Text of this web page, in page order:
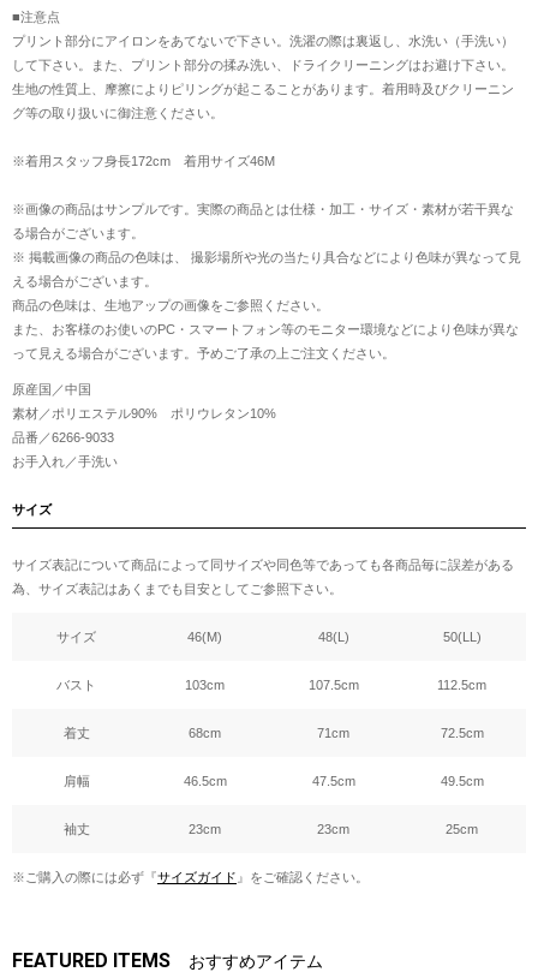
■注意点
プリント部分にアイロンをあてないで下さい。洗濯の際は裏返し、水洗い（手洗い）
して下さい。また、プリント部分の揉み洗い、ドライクリーニングはお避け下さい。
生地の性質上、摩擦によりピリングが起こることがあります。着用時及びクリーニン
グ等の取り扱いに御注意ください。
※着用スタッフ身長172cm 着用サイズ46M
※画像の商品はサンプルです。実際の商品とは仕様・加工・サイズ・素材が若干異な
る場合がございます。
※ 掲載画像の商品の色味は、 撮影場所や光の当たり具合などにより色味が異なって見
える場合がございます。
商品の色味は、生地アップの画像をご参照ください。
また、お客様のお使いのPC・スマートフォン等のモニター環境などにより色味が異な
って見える場合がございます。予めご了承の上ご注文ください。
原産国／中国
素材／ポリエステル90% ポリウレタン10%
品番／6266-9033
お手入れ／手洗い
サイズ
サイズ表記について商品によって同サイズや同色等であっても各商品毎に誤差がある
為、サイズ表記はあくまでも目安としてご参照下さい。
サイズ 46(M) 48(L) 50(LL)
バスト 103cm 107.5cm 112.5cm
着丈 68cm 71cm 72.5cm
肩幅 46.5cm 47.5cm 49.5cm
袖丈 23cm 23cm 25cm
※ご購入の際には必ず『サイズガイド 』をご確認ください。
FEATURED ITEMS おすすめアイテム